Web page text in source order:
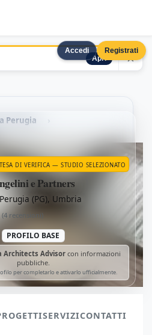
Accedi Registrati
Apri ×
Perugia
DI VERIFICA — STUDIO SELEZIONATO
e Partners
Perugia (PG), Umbria
· Perugia (PG), Umbria ·
(4 recensioni)
PROFILO BASE
Architects Advisor con informazioni
pubbliche.
per completarlo e attivarlo ufficialmente.
SERVIZICONTATTI